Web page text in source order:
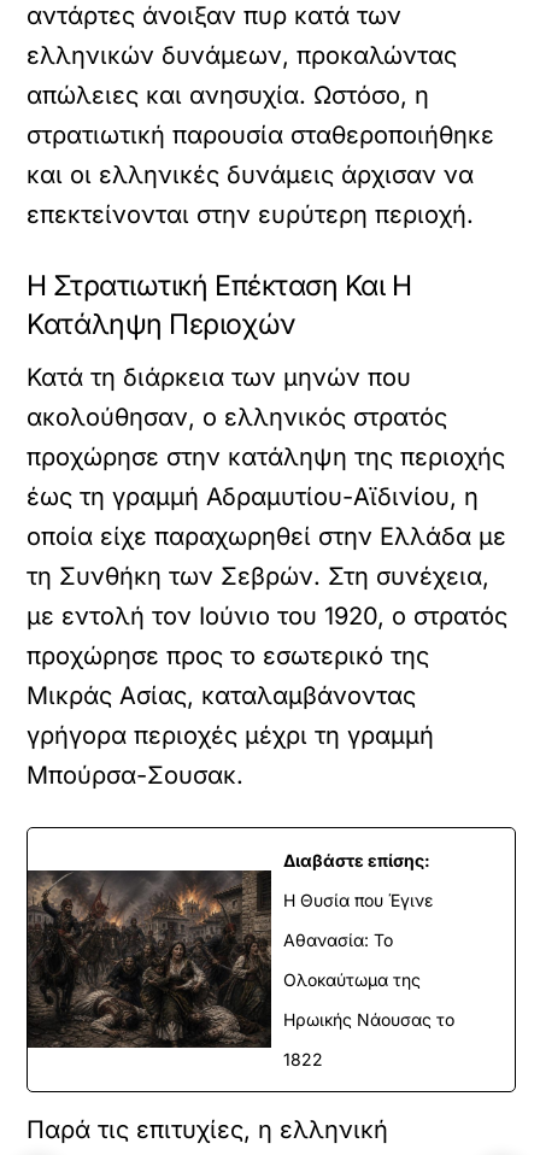
αντάρτες άνοιξαν πυρ κατά των
ελληνικών δυνάμεων, προκαλώντας
απώλειες και ανησυχία. Ωστόσο, η
στρατιωτική παρουσία σταθεροποιήθηκε
και οι ελληνικές δυνάμεις άρχισαν να
επεκτείνονται στην ευρύτερη περιοχή.
Η Στρατιωτική Επέκταση Και Η
Κατάληψη Περιοχών
Κατά τη διάρκεια των μηνών που
ακολούθησαν, ο ελληνικός στρατός
προχώρησε στην κατάληψη της περιοχής
έως τη γραμμή Αδραμυτίου-Αϊδινίου, η
οποία είχε παραχωρηθεί στην Ελλάδα με
τη Συνθήκη των Σεβρών. Στη συνέχεια,
με εντολή τον Ιούνιο του 1920, ο στρατός
προχώρησε προς το εσωτερικό της
Μικράς Ασίας, καταλαμβάνοντας
γρήγορα περιοχές μέχρι τη γραμμή
Μπούρσα-Σουσακ.
Διαβάστε επίσης:
Η Θυσία που Έγινε
Αθανασία: Το
Ολοκαύτωμα της
Ηρωικής Νάουσας το
1822
Παρά τις επιτυχίες, η ελληνική